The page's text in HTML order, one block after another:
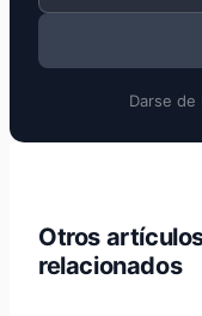
Darse de
Otros
relacionados